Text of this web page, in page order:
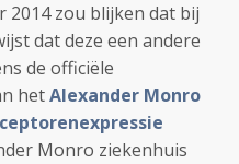
2014 zou blijken dat bij
dat deze een andere
de officiële
hetAlexander Monro
Monro ziekenhuis